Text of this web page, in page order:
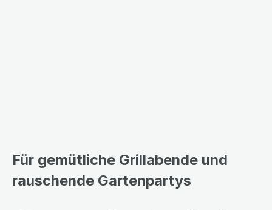
Für gemütliche Grillabende und
rauschende Gartenpartys